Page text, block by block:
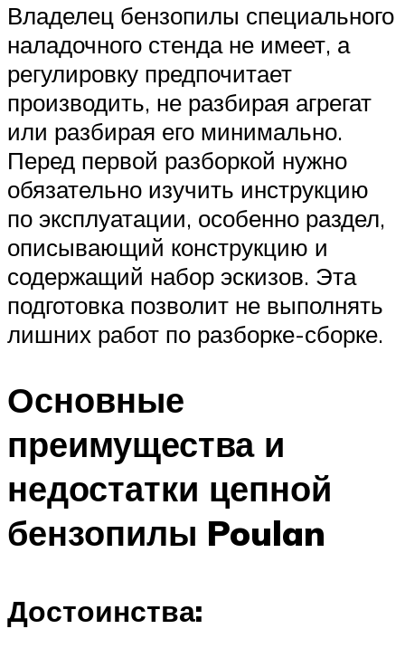
Владелец бензопилы специального
наладочного стенда не имеет, а
регулировку предпочитает
производить, не разбирая агрегат
или разбирая его минимально.
Перед первой разборкой нужно
обязательно изучить инструкцию
по эксплуатации, особенно раздел,
описывающий конструкцию и
содержащий набор эскизов. Эта
подготовка позволит не выполнять
лишних работ по разборке-сборке.
Основные
преимущества и
недостатки цепной
бензопилы Poulan
Достоинства: